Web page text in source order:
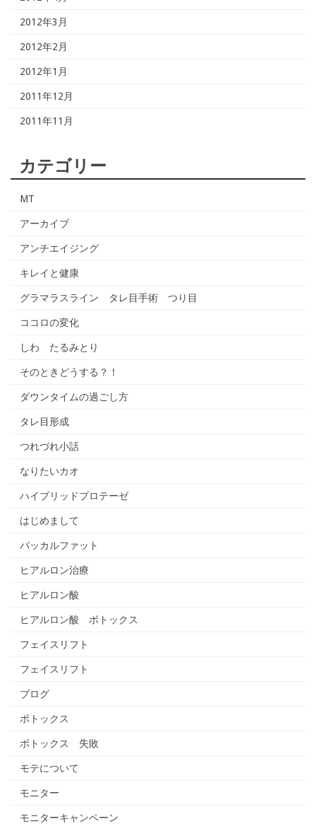
2012年3月
2012年2月
2012年1月
2011年12月
2011年11月
カテゴリー
MT
アーカイブ
アンチエイジング
キレイと健康
グラマラスライン タレ目手術 つり目
ココロの変化
しわ たるみとり
そのときどうする？！
ダウンタイムの過ごし方
タレ目形成
つれづれ小話
なりたいカオ
ハイブリッドプロテーゼ
はじめまして
バッカルファット
ヒアルロン治療
ヒアルロン酸
ヒアルロン酸 ボトックス
フェイスリフト
フェイスリフト
ブログ
ボトックス
ボトックス 失敗
モテについて
モニター
モニターキャンペーン